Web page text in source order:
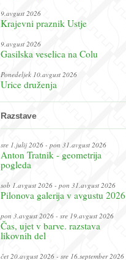
9.avgust 2026
Krajevni praznik Ustje
9.avgust 2026
Gasilska veselica na Colu
Ponedeljek 10.avgust 2026
Urice druženja
Razstave
sre 1.julij 2026 - pon 31.avgust 2026
Anton Tratnik - geometrija
pogleda
sob 1.avgust 2026 - pon 31.avgust 2026
Pilonova galerija v avgustu 2026
pon 3.avgust 2026 - sre 19.avgust 2026
Čas, ujet v barve. razstava
likovnih del
čet 20.avgust 2026 - sre 16.september 2026